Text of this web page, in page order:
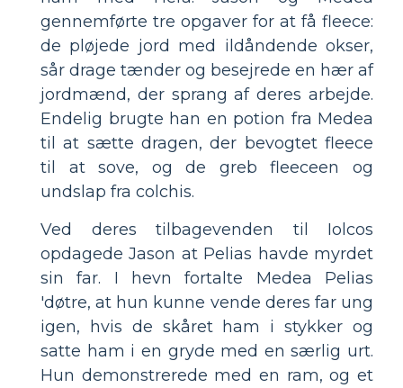
gennemførte tre opgaver for at få fleece:
de pløjede jord med ildåndende okser,
sår drage tænder og besejrede en hær af
jordmænd, der sprang af deres arbejde.
Endelig brugte han en potion fra Medea
til at sætte dragen, der bevogtet fleece
til at sove, og de greb fleeceen og
undslap fra colchis.
Ved deres tilbagevenden til Iolcos
opdagede Jason at Pelias havde myrdet
sin far. I hevn fortalte Medea Pelias
'døtre, at hun kunne vende deres far ung
igen, hvis de skåret ham i stykker og
satte ham i en gryde med en særlig urt.
Hun demonstrerede med en ram, og et